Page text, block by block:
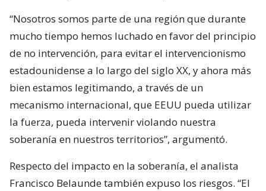
“Nosotros somos parte de una región que durante
mucho tiempo hemos luchado en favor del principio
de no intervención, para evitar el intervencionismo
estadounidense a lo largo del siglo XX, y ahora más
bien estamos legitimando, a través de un
mecanismo internacional, que EEUU pueda utilizar
la fuerza, pueda intervenir violando nuestra
soberanía en nuestros territorios”, argumentó.
Respecto del impacto en la soberanía, el analista
Francisco Belaunde también expuso los riesgos. “El